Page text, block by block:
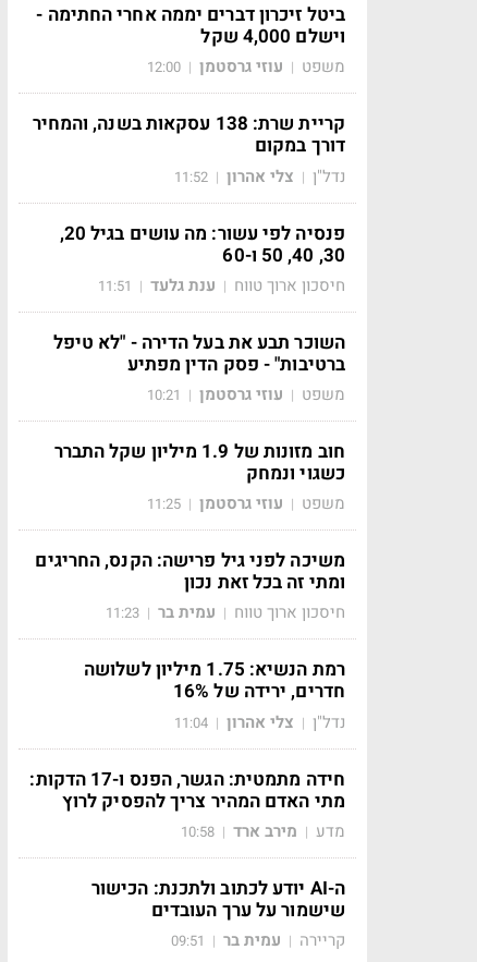
ביטל זיכרון דברים יממה אחרי החתימה -
וישלם 4,000 שקל
משפט | עוזי גרסטמן |
12:00
קריית שרת: 138 עסקאות בשנה, והמחיר
דורך במקום
נדל"ן | צלי אהרון |
11:52
פנסיה לפי עשור: מה עושים בגיל 20,
30, 40, 50 ו-60
חיסכון ארוך טווח | ענת גלעד |
11:51
השוכר תבע את בעל הדירה - "לא טיפל
ברטיבות" - פסק הדין מפתיע
משפט | עוזי גרסטמן |
10:21
חוב מזונות של 1.9 מיליון שקל התברר
כשגוי ונמחק
משפט | עוזי גרסטמן |
11:25
משיכה לפני גיל פרישה: הקנס, החריגים
ומתי זה בכל זאת נכון
חיסכון ארוך טווח | עמית בר |
11:23
רמת הנשיא: 1.75 מיליון לשלושה
חדרים, ירידה של 16%
נדל"ן | צלי אהרון |
11:04
חידה מתמטית: הגשר, הפנס ו-17 הדקות:
מתי האדם המהיר צריך להפסיק לרוץ
מדע | מירב ארד |
10:58
ה-AI יודע לכתוב ולתכנת: הכישור
שישמור על ערך העובדים
קריירה | עמית בר |
09:51